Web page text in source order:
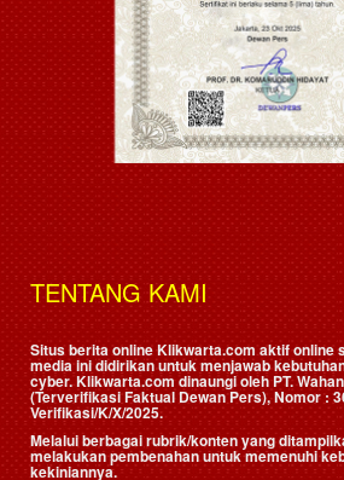
TENTANG KAMI
Situs berita online Klikwarta.com aktif online
media ini didirikan untuk menjawab
cyber. Klikwarta.com dinaungi oleh PT.
(Terverifikasi Faktual Dewan Pers), Nomor :
Verifikasi/K/X/2025.
Melalui berbagai rubrik/konten yang
melakukan pembenahan untuk memenuhi
kekiniannya.